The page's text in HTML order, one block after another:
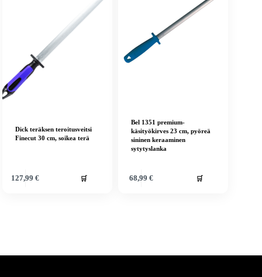
Dick teräksen teroitusveitsi
Finecut 30 cm, soikea terä
127,99€ 🛒
Bel 1351 premium-
käsityökirves 23 cm, pyöreä
sininen keraaminen
sytytyslanka
68,99 € 🛒